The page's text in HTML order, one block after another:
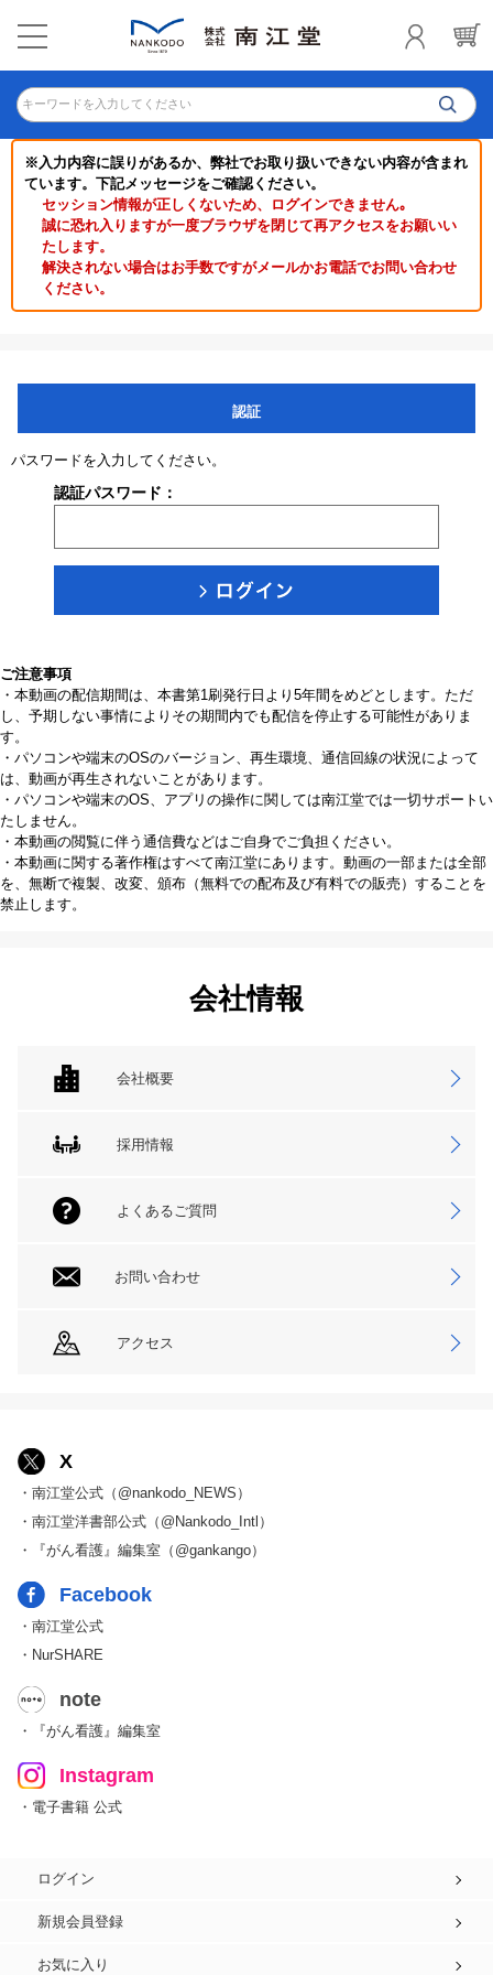
キーワードを入力してください
※入力内容に誤りがあるか、弊社でお取り扱いできない内容が含まれ
ています。下記メッセージをご確認ください。
セッション情報が正しくないため、ログインできません｡
誠に恐れ入りますが一度ブラウザを閉じて再アクセスをお願いい
たします。
解決されない場合はお手数ですがメールかお電話でお問い合わせ
ください。
認証
パスワードを入力してください。
認証パスワード：
ご注意事項
・本動画の配信期間は、本書第1刷発行日より5年間をめどとします。ただ
し、予期しない事情によりその期間内でも配信を停止する可能性がありま
す。
・パソコンや端末のOSのバージョン、再生環境、通信回線の状況によって
は、動画が再生されないことがあります。
・パソコンや端末のOS、アプリの操作に関しては南江堂では一切サポートい
たしません。
・本動画の閲覧に伴う通信費などはご自身でご負担ください。
・本動画に関する著作権はすべて南江堂にあります。動画の一部または全部
を、無断で複製、改変、頒布（無料での配布及び有料での販売）することを
禁止します。
会社情報
会社概要
採用情報
よくあるご質問
お問い合わせ
アクセス
X
・南江堂公式（@nankodo_NEWS）
・南江堂洋書部公式（@Nankodo_Intl）
・『がん看護』編集室（@gankango）
Facebook
・南江堂公式
・NurSHARE
note
・『がん看護』編集室
Instagram
・電子書籍 公式
ログイン
新規会員登録
お気に入り